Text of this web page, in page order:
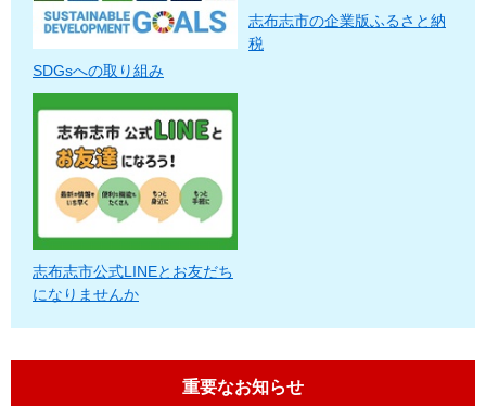
SDGsへの取り組み
志布志市の企業版ふるさと納
税
志布志市公式LINEとお友だち
になりませんか
重要なお知らせ